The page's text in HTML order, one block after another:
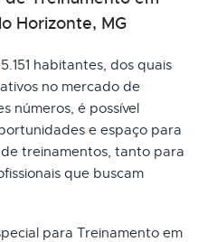
Horizonte, MG
habitantes, dos quais
no mercado de
números, é possível
e espaço para
treinamentos, tanto para
que buscam
para Treinamento em